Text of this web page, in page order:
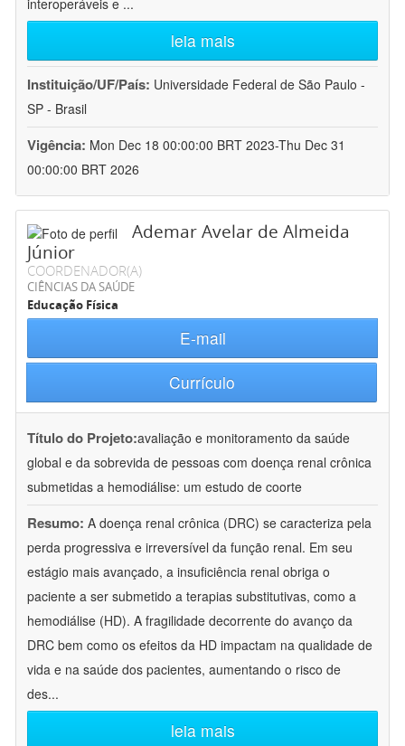
interoperáveis e ...
leia mais
Instituição/UF/País: Universidade Federal de São Paulo -
SP - Brasil
Vigência: Mon Dec 18 00:00:00 BRT 2023-Thu Dec 31
00:00:00 BRT 2026
Ademar Avelar de Almeida
Júnior
COORDENADOR(A)
CIÊNCIAS DA SAÚDE
Educação Física
E-mail
Currículo
Título do Projeto:avaliação e monitoramento da saúde
global e da sobrevida de pessoas com doença renal crônica
submetidas a hemodiálise: um estudo de coorte
Resumo: A doença renal crônica (DRC) se caracteriza pela
perda progressiva e irreversível da função renal. Em seu
estágio mais avançado, a insuficiência renal obriga o
paciente a ser submetido a terapias substitutivas, como a
hemodiálise (HD). A fragilidade decorrente do avanço da
DRC bem como os efeitos da HD impactam na qualidade de
vida e na saúde dos pacientes, aumentando o risco de
des...
leia mais